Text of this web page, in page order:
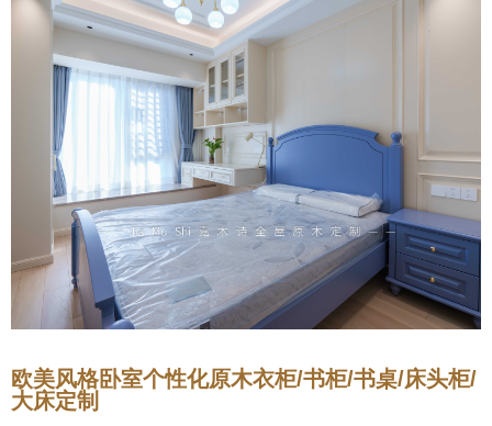
欧美风格卧室个性化原木衣柜/书柜/书桌/床头柜/
大床定制